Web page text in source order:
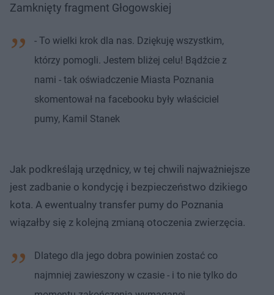
Zamknięty fragment Głogowskiej
- To wielki krok dla nas. Dziękuję wszystkim,
którzy pomogli. Jestem bliżej celu! Bądźcie z
nami - tak oświadczenie Miasta Poznania
skomentował na facebooku były właściciel
pumy, Kamil Stanek
Jak podkreślają urzędnicy, w tej chwili najważniejsze
jest zadbanie o kondycję i bezpieczeństwo dzikiego
kota. A ewentualny transfer pumy do Poznania
wiązałby się z kolejną zmianą otoczenia zwierzęcia.
Dlatego dla jego dobra powinien zostać co
najmniej zawieszony w czasie - i to nie tylko do